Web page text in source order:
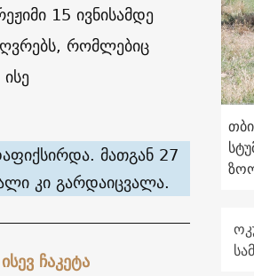
15 ივნისამდე
რომლებიც
მათგან 27
კი გარდაიცვალა.
ჩაკეტა